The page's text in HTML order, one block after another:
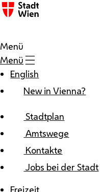
Zum Inhalt
Menü
Menü
English
New in Vienna?
Stadtplan
Amtswege
Kontakte
Jobs bei der Stadt
Freizeit